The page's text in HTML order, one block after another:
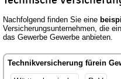
Nachfolgend finden Sie eine
Versicherungsunternehmen, die
das Gewerbe Gewerbe anbieten.
Technikversicherung fürein